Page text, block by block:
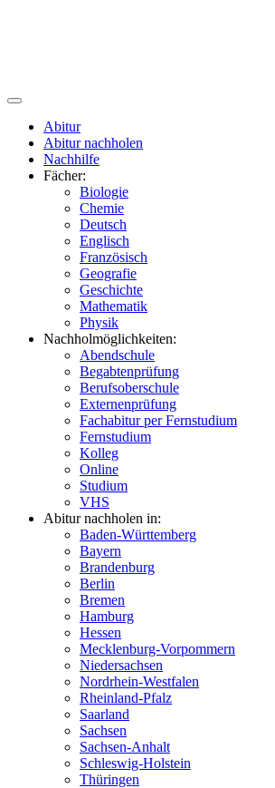
Abitur
Abitur nachholen
Nachhilfe
Fächer:
Biologie
Chemie
Deutsch
Englisch
Französisch
Geografie
Geschichte
Mathematik
Physik
Nachholmöglichkeiten:
Abendschule
Begabtenprüfung
Berufsoberschule
Externenprüfung
Fachabitur per Fernstudium
Fernstudium
Kolleg
Online
Studium
VHS
Abitur nachholen in:
Baden-Württemberg
Bayern
Brandenburg
Berlin
Bremen
Hamburg
Hessen
Mecklenburg-Vorpommern
Niedersachsen
Nordrhein-Westfalen
Rheinland-Pfalz
Saarland
Sachsen
Sachsen-Anhalt
Schleswig-Holstein
Thüringen